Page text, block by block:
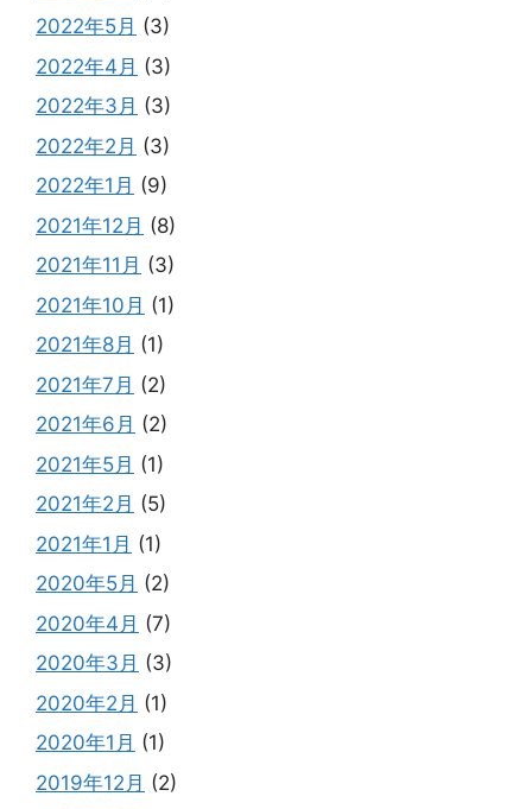
2022年5月 (3)
2022年4月 (3)
2022年3月 (3)
2022年2月 (3)
2022年1月 (9)
2021年12月 (8)
2021年11月 (3)
2021年10月 (1)
2021年8月 (1)
2021年7月 (2)
2021年6月 (2)
2021年5月 (1)
2021年2月 (5)
2021年1月 (1)
2020年5月 (2)
2020年4月 (7)
2020年3月 (3)
2020年2月 (1)
2020年1月 (1)
2019年12月 (2)